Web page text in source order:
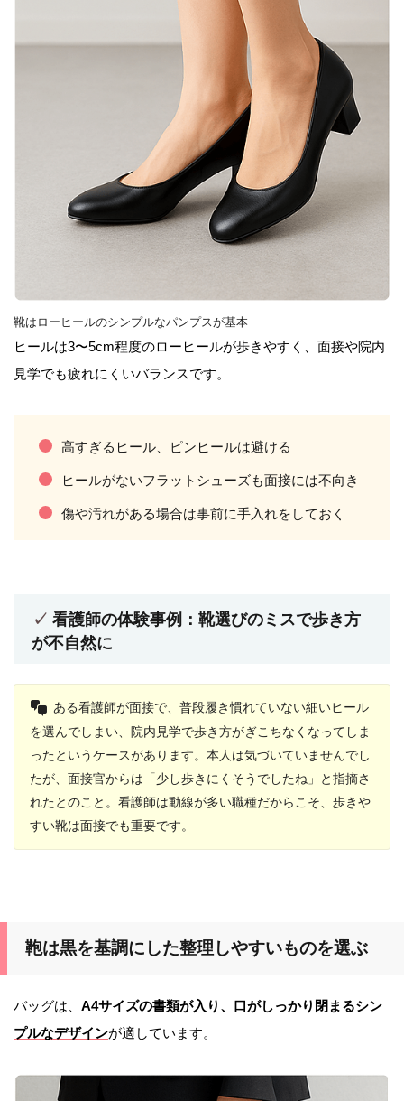
靴はローヒールのシンプルなパンプスが基本
ヒールは3〜5cm程度のローヒールが歩きやすく、面接や院内
見学でも疲れにくいバランスです。
高すぎるヒール、ピンヒールは避ける
ヒールがないフラットシューズも面接には不向き
傷や汚れがある場合は事前に手入れをしておく
看護師の体験事例：靴選びのミスで歩き方
が不自然に
ある看護師が面接で、普段履き慣れていない細いヒール
を選んでしまい、院内見学で歩き方がぎこちなくなってしま
ったというケースがあります。本人は気づいていませんでし
たが、面接官からは「少し歩きにくそうでしたね」と指摘さ
れたとのこと。看護師は動線が多い職種だからこそ、歩きや
すい靴は面接でも重要です。
鞄は黒を基調にした整理しやすいものを選ぶ
バッグは、 A4サイズの書類が入り、口がしっかり閉まるシン
プルなデザインが適しています。